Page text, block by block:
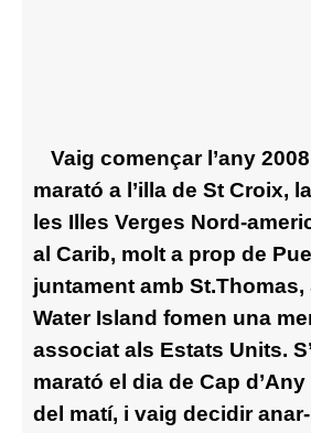
Vaig començar l’any
marató a l’illa de St Croix,
les Illes Verges Nord-
al Carib, molt a prop de
juntament amb St.Thomas,
Water Island fomen una
associat als Estats Units.
marató el dia de Cap
del matí, i vaig decidir